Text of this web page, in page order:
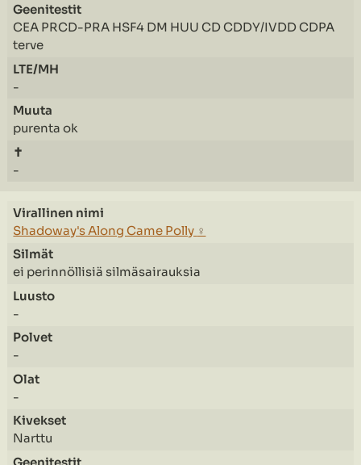
CEA PRCD-PRA HSF4 DM HUU CD CDDY/IVDD CDPA
terve
-
purenta ok
-
Shadoway's Along Came Polly ♀
ei perinnöllisiä silmäsairauksia
-
-
-
Narttu